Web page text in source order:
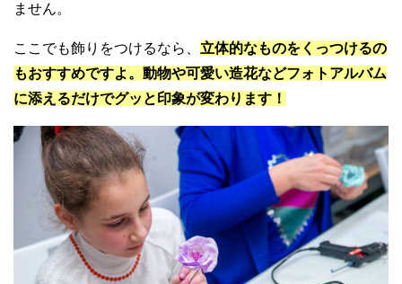
ません。
ここでも飾りをつけるなら、 立体的なものをくっつけるの
もおすすめですよ。動物や可愛い造花などフォトアルバム
に添えるだけでグッと印象が変わります！